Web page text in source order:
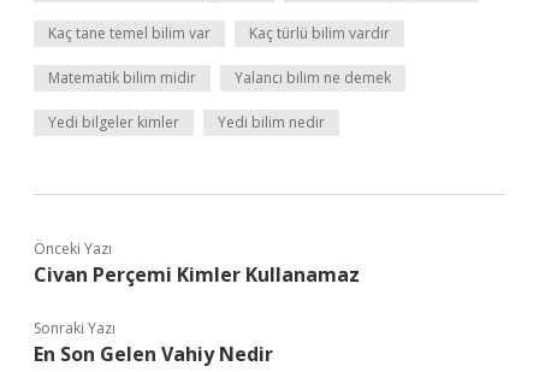
Kaç tane temel bilim var Kaç türlü bilim vardır
Matematik bilim midir Yalancı bilim ne demek
Yedi bilgeler kimler Yedi bilim nedir
Önceki Yazı
Civan Perçemi Kimler Kullanamaz
Sonraki Yazı
En Son Gelen Vahiy Nedir